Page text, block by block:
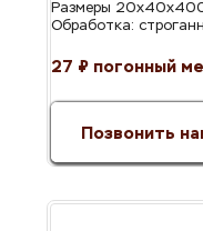
Размеры
Обработка:
27 ₽ погонный
Позвонить